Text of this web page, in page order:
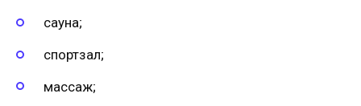
сауна;
спортзал;
массаж;